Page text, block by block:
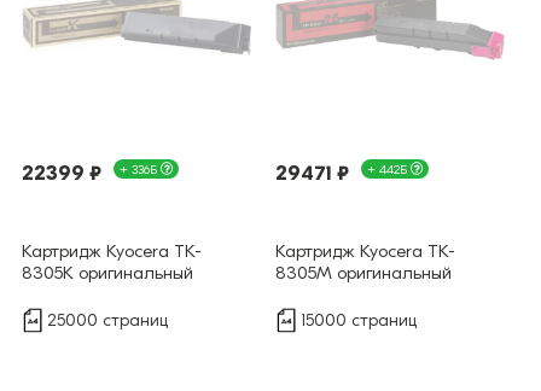
22399 ₽ + 336Б
Картридж Kyocera TK-
8305K оригинальный
25000 страниц
29471 ₽ + 442Б
Картридж Kyocera TK-
8305M оригинальный
15000 страниц